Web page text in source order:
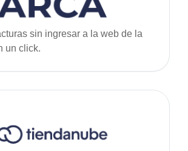
sin ingresar a la web de la
un click.